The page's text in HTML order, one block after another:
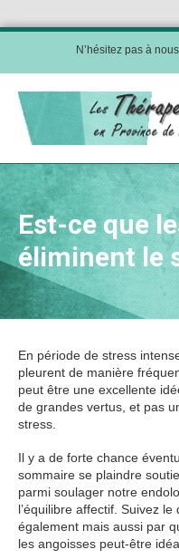
N’hésitez pas à
Est-ce que
éliminent le
En période de stress
pleurent de manière
peut être une excellente
de grandes vertus, et pas
stress.
Il y a de forte chance
sommaire se plaindre
parmi soulager notre
l’équilibre affectif. Suivez
également mais aussi par
les angoisses peut-être